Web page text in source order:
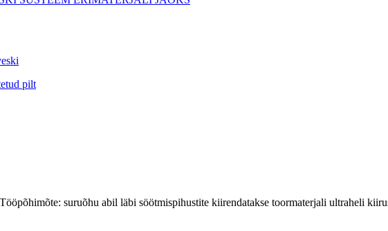
suruõhu abil läbi söötmispihustite kiirendatakse toormaterjali ultraheli